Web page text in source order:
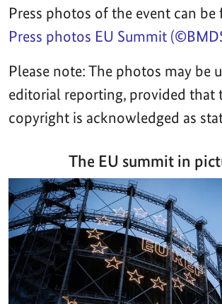
Press photos of the event can be
Press photos EU Summit
Please note: The photos may be
editorial reporting, provided that
copyright is acknowledged as
The EU summit in